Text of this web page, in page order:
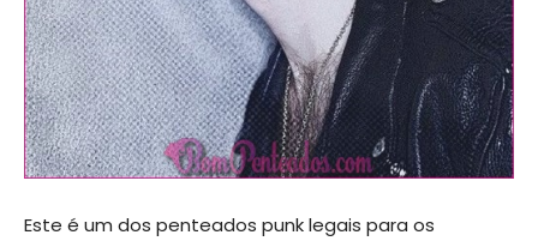
Este é um dos penteados punk legais para os